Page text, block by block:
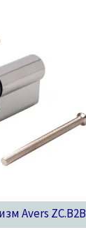
Avers ZC.B2B